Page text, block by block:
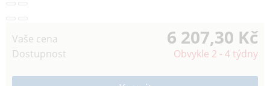
Vaše cena 6 207,30 Kč
Dostupnost Obvykle 2 - 4 týdny